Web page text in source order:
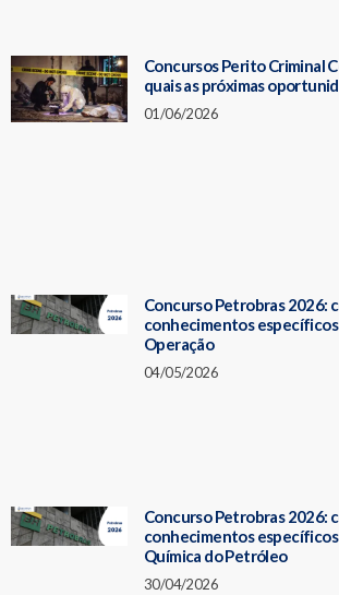
Concursos Perito Criminal
quais as próximas
01/06/2026
Concurso Petrobras 2026:
conhecimentos
Operação
04/05/2026
Concurso Petrobras 2026:
conhecimentos
Química do Petróleo
30/04/2026